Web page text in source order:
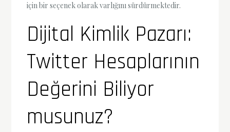
için bir seçenek olarak varlığını sürdürmektedir.
Dijital Kimlik Pazarı:
Twitter Hesaplarının
Değerini Biliyor
musunuz?